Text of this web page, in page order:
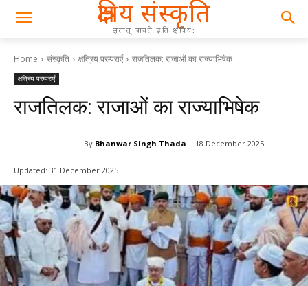
क्षत्रिय संस्कृति
क्षतात् त्रायते इति क्षत्रिय:
Home संस्कृति क्षत्रिय परम्पराएँ राजतिलक: राजाओं का राज्याभिषेक
क्षत्रिय परम्पराएँ
राजतिलक: राजाओं का राज्याभिषेक
By Bhanwar Singh Thada 18 December 2025
Updated: 31 December 2025